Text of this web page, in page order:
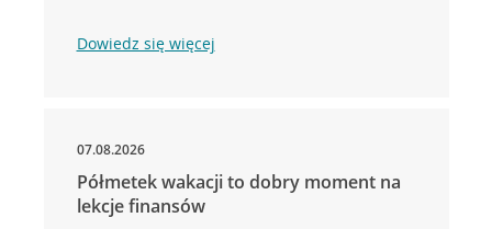
Dowiedz się więcej
07.08.2026
Półmetek wakacji to dobry moment na
lekcje finansów